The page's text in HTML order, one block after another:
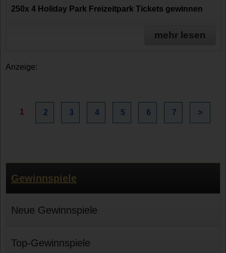
250x 4 Holiday Park Freizeitpark Tickets gewinnen
mehr lesen
Anzeige:
1 2 3 4 5 6 7 >
Gewinnspiele
Neue Gewinnspiele
Top-Gewinnspiele